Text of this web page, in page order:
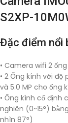
S2XP-
Đặc điểm nổi
• Camera wifi 2
• 2 Ống kính với độ
và 5.0 MP cho ống
• Ống kính cố định
nghiên (0~15°)
nhìn 87°)